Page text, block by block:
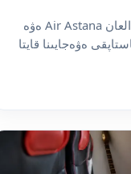
الماتىدان استاناعا باعىت العان Air Astana ەۋە
ەۋەجايىنا قايتا